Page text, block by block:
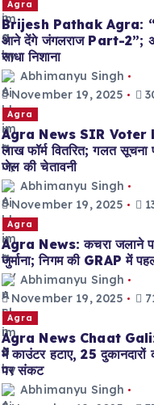
Agra
Brijesh Pathak Agra:
आने देंगे जंगलराज Part-2”;
साधा निशाना
Abhimanyu Singh
November 19, 2025
Agra
Agra News SIR Voter
लाख फॉर्म वितरित; गलत
जेल की चेतावनी
Abhimanyu Singh
November 19, 2025
Agra
Agra News: कचरा जलाने
जुर्माना; निगम की GRAP में
Abhimanyu Singh
November 19, 2025
Agra
Agra News Chaat Gali:
में काउंटर हटाए, 25 दुकानदारों
पर संकट
Abhimanyu Singh